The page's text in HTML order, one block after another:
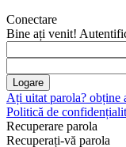
Conectare
Bine ați venit!
Ați uitat parola? obține
Politică de
Recuperare parola
Recuperați-vă parola